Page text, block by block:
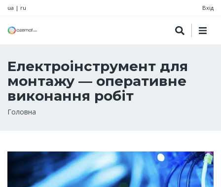
ua | ru Вхід
Електроінструмент для
монтажу — оперативне
виконання робіт
Рядок
Головна